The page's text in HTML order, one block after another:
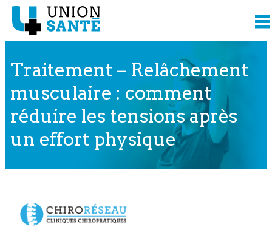
Traitement – Relâchement
musculaire : comment
réduire les tensions après
un effort physique